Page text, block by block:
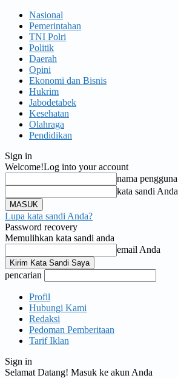
Nasional
Pemerintahan
TNI Polri
Politik
Daerah
Opini
Ekonomi dan Bisnis
Hukrim
Jabodetabek
Kesehatan
Olahraga
Pendidikan
Sign in
Welcome!Log into your account
nama pengguna
kata sandi Anda
Lupa kata sandi Anda?
Password recovery
Memulihkan kata sandi anda
email Anda
pencarian
Profil
Hubungi Kami
Redaksi
Pedoman Pemberitaan
Tarif Iklan
Sign in
Selamat Datang! Masuk ke akun Anda